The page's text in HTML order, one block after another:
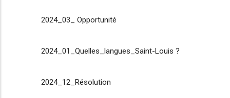
2024_03_ Opportunité
2024_01_Quelles_langues_Saint-Louis ?
2024_12_Résolution